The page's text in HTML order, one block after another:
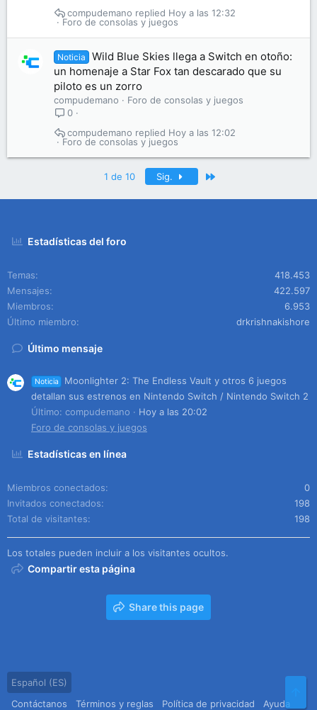
Foro de consolas y juegos
Hoy a las 12:32
compudemano
Noticia
Wild Blue Skies llega a Switch en otoño:
un homenaje a Star Fox tan descarado que su
piloto es un zorro
compudemano
Foro de consolas y juegos
0
Foro de consolas y juegos
Hoy a las 12:02
compudemano
1 de 10 Sig.
Estadísticas del foro
Temas
418.453
Mensajes
422.597
Miembros
6.953
Último miembro
drkrishnakishore
Último mensaje
Noticia
Moonlighter 2: The Endless Vault y otros 6 juegos
detallan sus estrenos en Nintendo Switch / Nintendo Switch 2
Último: compudemano
Hoy a las 20:02
Foro de consolas y juegos
Estadísticas en línea
Miembros conectados
0
Invitados conectados
198
Total de visitantes
198
Los totales pueden incluir a los visitantes ocultos.
Compartir esta página
Share this page
Español (ES)
Contáctanos
Términos y reglas Política de privacidad Ayuda